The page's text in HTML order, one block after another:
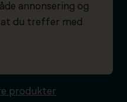
annonsering og
at du treffer med
produkter